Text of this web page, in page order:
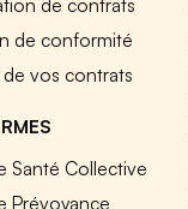
de contrats
de conformité
de vos contrats
Santé Collective
Prévoyance